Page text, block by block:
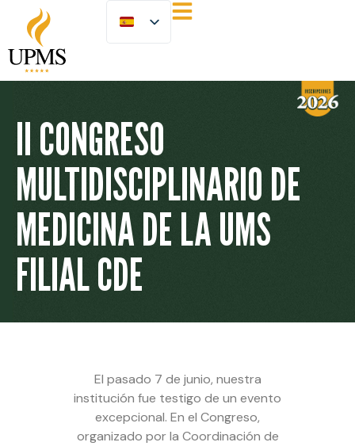
II CONGRESO
MULTIDISCIPLINARIO DE
MEDICINA DE LA UMS
FILIAL CDE
El pasado 7 de junio, nuestra
institución fue testigo de un evento
excepcional. En el Congreso,
organizado por la Coordinación de